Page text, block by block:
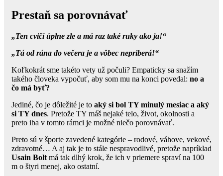
Prestaň sa porovnávať
„Ten cvičí úplne zle a má raz také ruky ako ja!“
„Tá od rána do večera je a vôbec nepriberá!“
Koľkokrát sme takéto vety už počuli? Empaticky sa snažím
takého človeka vypočuť, aby som mu na konci povedal: no a
čo má byť?
Jediné, čo je dôležité je to aký si bol TY minulý mesiac a aký
si TY dnes. Pretože TY máš nejaké telo, život, okolnosti a
preto iba v tomto rámci je možné niečo porovnávať.
Preto sú v športe zavedené kategórie – rodové, váhove, vekové,
zdravotné… A aj tak je to stále nespravodlivé, pretože napríklad
Usain Bolt má tak dlhý krok, že ich v priemere spraví na 100
m o štyri menej, ako ostatní.